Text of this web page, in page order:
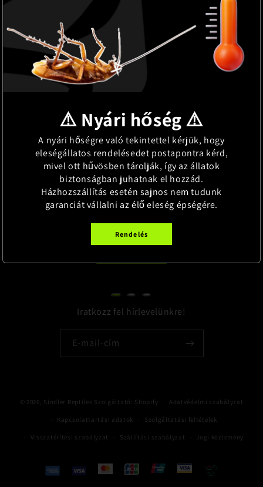
Iratkozz fel hírlevelünkre!
E-mail-cím
módok
© 2026, Sindler Reptiles Szolgáltató: Shopify Adatvédelmi szabályzat
Kapcsolattartási adatok Szolgáltatási feltételek
Visszatérítési szabályzat Szállítási szabályzat Jogi közlemény
⚠️ Nyári hőség ⚠️
A nyári hőségre való tekintettel kérjük, hogy
eleségállatos rendelésedet postapontra kérd,
mivel ott hűvösben tárolják, így az állatok
biztonságban juhatnak el hozzád.
Házhozszállítás esetén sajnos nem tudunk
garanciát vállalni az élő eleség épségére.
Rendelés